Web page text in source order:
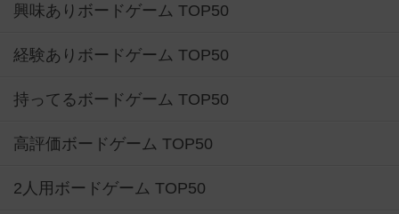
興味ありボードゲーム TOP50
経験ありボードゲーム TOP50
持ってるボードゲーム TOP50
高評価ボードゲーム TOP50
2人用ボードゲーム TOP50